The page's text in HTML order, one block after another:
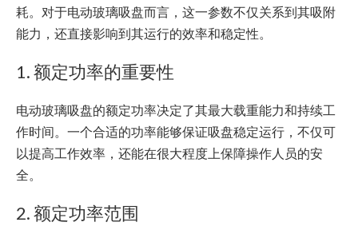
耗。对于电动玻璃吸盘而言，这一参数不仅关系到其吸附
能力，还直接影响到其运行的效率和稳定性。
1. 额定功率的重要性
电动玻璃吸盘的额定功率决定了其最大载重能力和持续工
作时间。一个合适的功率能够保证吸盘稳定运行，不仅可
以提高工作效率，还能在很大程度上保障操作人员的安
全。
2. 额定功率范围